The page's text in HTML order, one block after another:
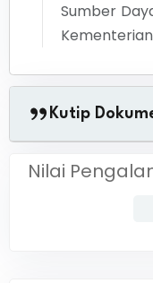
Sumber
Kutip
Nilai